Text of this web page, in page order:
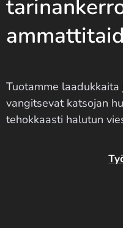
Tuotamme
vangitsevat katsojan
tehokkaasti halutun